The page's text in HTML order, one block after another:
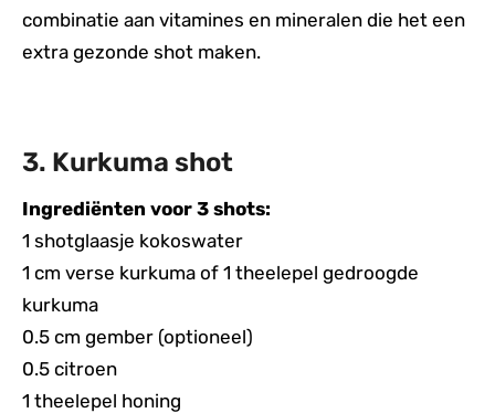
combinatie aan vitamines en mineralen die het een
extra gezonde shot maken.
3. Kurkuma shot
Ingrediënten voor 3 shots:
1 shotglaasje kokoswater
1 cm verse kurkuma of 1 theelepel gedroogde
kurkuma
0.5 cm gember (optioneel)
0.5 citroen
1 theelepel honing